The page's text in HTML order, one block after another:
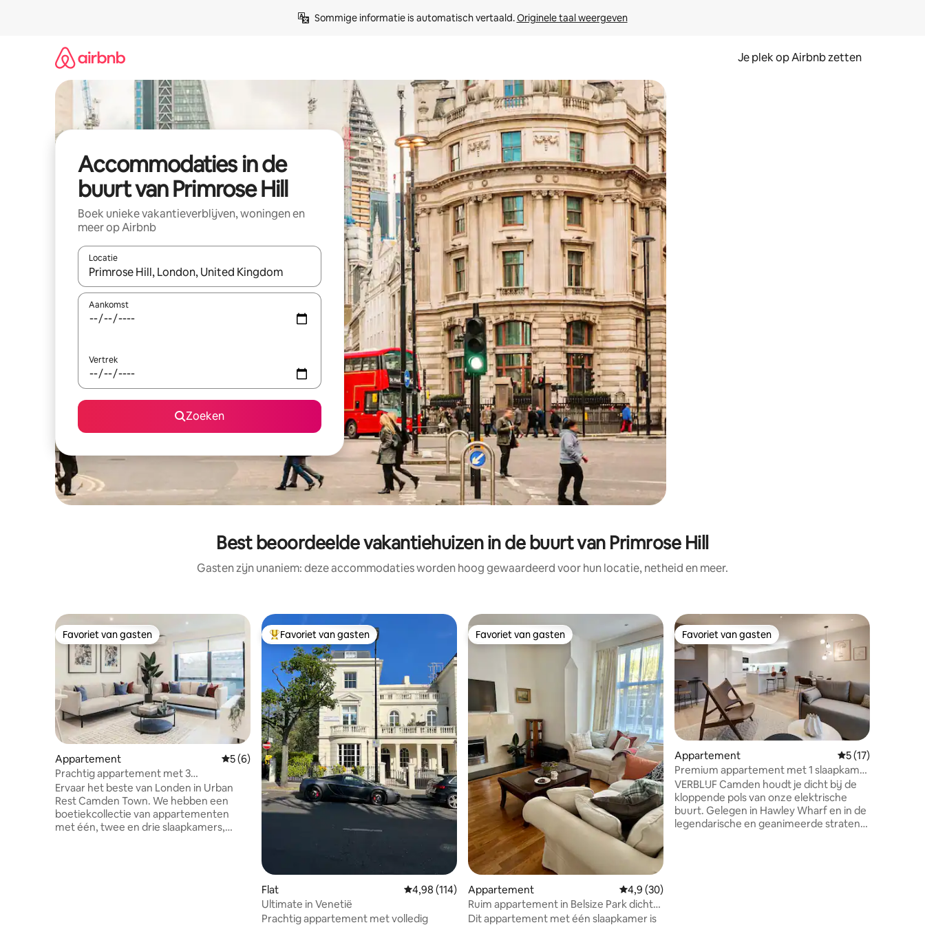
Sommige informatie is automatisch vertaald. Originele taal weergeven
Je plek op Airbnb zetten
Accommodaties in de
buurt van Primrose Hill
Boek unieke vakantieverblijven, woningen en
meer op Airbnb
Locatie
Wanneer er resultaten beschikbaar zijn, maak je een keuze met je de pijltjestoetsen omhoog en omlaag, óf door te tikken of swipen.
Aankomst
Vertrek
Zoeken
Best beoordeelde vakantiehuizen in de buurt van Primrose Hill
Gasten zijn unaniem: deze accommodaties worden hoog gewaardeerd voor hun locatie, netheid en meer.
Favoriet van gasten
Favoriet van gasten
Appartement Gemiddelde beoordeling van 5 op 5, 6 recensies
5 (6)
Prachtig appartement met 3
slaapkamers in Camden | Modern wonen
Ervaar het beste van Londen in Urban
Rest Camden Town. We hebben een
boetiekcollectie van appartementen
met één, twee en drie slaapkamers,
Topfavoriet van gasten
Favoriet van gasten
Flat Gemiddelde beoordeling van 4,98 op 5, 114 recensies
4,98 (114)
Ultimate in Venetië
Prachtig appartement met volledig
Favoriet van gasten
Favoriet van gasten
Appartement Gemiddelde beoordeling van 4,9 op 5, 30 recensies
4,9 (30)
Ruim appartement in Belsize Park dicht
bij station
Dit appartement met één slaapkamer is
Favoriet van gasten
Favoriet van gasten
Appartement Gemiddelde
5 (17)
Premium appartement met 1 slaapkamer
- Camden
VERBLIJF Camden houdt je dicht bij de
kloppende pols van onze elektrische
buurt. Gelegen in Hawley Wharf en in de
legendarische en geanimeerde straten